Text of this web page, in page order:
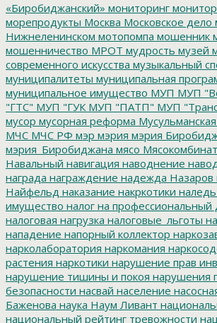
«Биробиджанский» мониторинг
морепродукты Москва Московское дело
Нижнеленинском мотопомпа мошенник
мошенничество МРОТ мудрость музей
современного искусства музыкальный
муниципалитеты муниципальная
муниципальное имущество МУП МУП
"ГТС" МУП "ГУК МУП "ПАТП" МУП
мусор мусорная реформа
МЧС МЧС РФ мэр мэрия мэрия
мэрия_Биробиджана мясо Мясокомбинат
Навальный навигация наводнение
награда награждение надежда Назаров
Найфельд наказание накркотики наледь
имущество налог на профессиональный
налоговая нагрузка налоговые_льготы
нападение напорный коллектор
нарколаборатория наркомания
растения наркотики нарушение прав
нарушение тишины и покоя нарушения
безопасности насвай население
Баженова наука Наум Ливант
национальный рейтинг тревожности